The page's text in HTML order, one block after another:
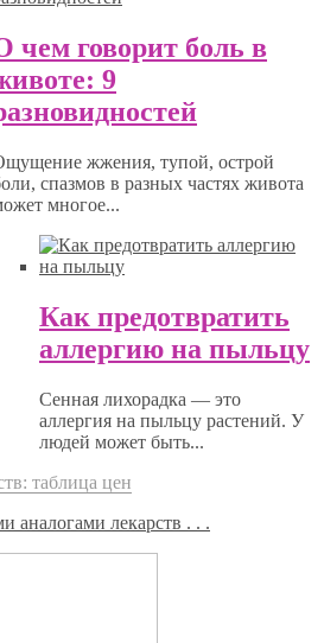
чем говорит боль в
9
жжения, тупой, острой
спазмов в разных частях живота
многое...
Как предотвратить
аллергию на пыльцу
Сенная лихорадка — это
аллергия на пыльцу растений. У
людей может быть...
таблица цен
аналогами лекарств . . .